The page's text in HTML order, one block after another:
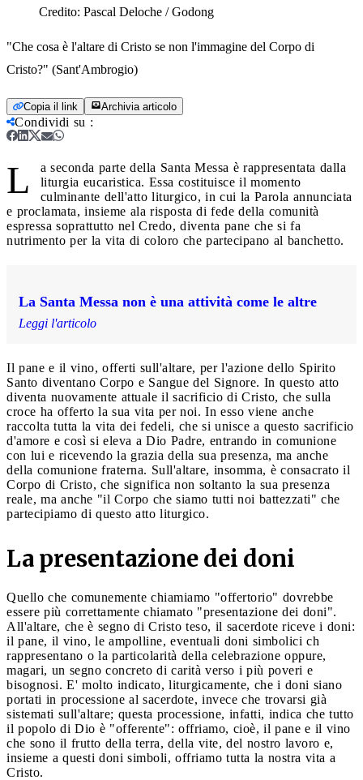
Credito: Pascal Deloche / Godong
"Che cosa è l'altare di Cristo se non l'immagine del Corpo di
Cristo?" (Sant'Ambrogio)
Copia il link Archivia articolo
Condividi su :
L
a seconda parte della Santa Messa è rappresentata dalla
liturgia eucaristica. Essa costituisce il momento
culminante dell'atto liturgico, in cui la Parola annunciata
e proclamata, insieme ala risposta di fede della comunità
espressa soprattutto nel Credo, diventa pane che si fa
nutrimento per la vita di coloro che partecipano al banchetto.
La Santa Messa non è una attività come le altre
Leggi l'articolo
Il pane e il vino, offerti sull'altare, per l'azione dello Spirito
Santo diventano Corpo e Sangue del Signore. In questo atto
diventa nuovamente attuale il sacrificio di Cristo, che sulla
croce ha offerto la sua vita per noi. In esso viene anche
raccolta tutta la vita dei fedeli, che si unisce a questo sacrificio
d'amore e così si eleva a Dio Padre, entrando in comunione
con lui e ricevendo la grazia della sua presenza, ma anche
della comunione fraterna. Sull'altare, insomma, è consacrato il
Corpo di Cristo, che significa non soltanto la sua presenza
reale, ma anche "il Corpo che siamo tutti noi battezzati" che
partecipiamo di questo atto liturgico.
La presentazione dei doni
Quello che comunemente chiamiamo "offertorio" dovrebbe
essere più correttamente chiamato "presentazione dei doni".
All'altare, che è segno di Cristo teso, il sacerdote riceve i doni:
il pane, il vino, le ampolline, eventuali doni simbolici ch
rappresentano o la particolarità della celebrazione oppure,
magari, un segno concreto di carità verso i più poveri e
bisognosi. E' molto indicato, liturgicamente, che i doni siano
portati in processione al sacerdote, invece che trovarsi già
sistemati sull'altare; questa processione, infatti, indica che tutto
il popolo di Dio è "offerente": offriamo, cioè, il pane e il vino
che sono il frutto della terra, della vite, del nostro lavoro e,
insieme a questi doni simboli, offriamo tutta la nostra vita a
Cristo.